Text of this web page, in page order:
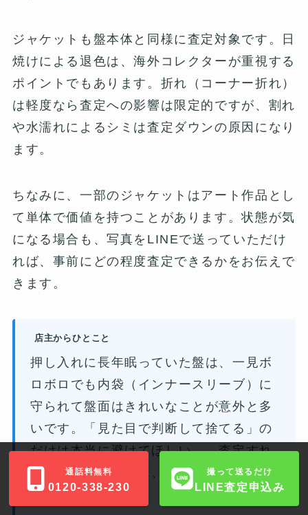
ジャケットも盤本体と同様に査定対象です。日
焼けによる退色は、海外コレクターが重視する
ポイントでもあります。折れ（コーナー折れ）
は軽度なら査定への影響は限定的ですが、割れ
や水濡れによるシミは査定ダウンの原因になり
ます。
ちなみに、一部のジャケットはアート作品とし
て単体で価値を持つことがあります。状態が気
になる場合も、写真をLINEで送っていただけ
れば、事前にどの程度査定できるかをお伝えで
きます。
店主からひとこと
押し入れに長年眠っていた盤は、一見ボ
ロボロでも内袋（インナースリーブ）に
守られて盤面はきれいなことが意外と多
いです。「見た目で判断して捨てる」の
だけは本当に避けてほしい——査定すれ
ば値段がつくケース、年に何十回も見て
います。
通話料無料
0120-338-230
撮って送るだけ
LINE査定申込み